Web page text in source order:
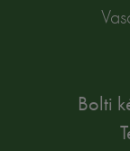
Bolti